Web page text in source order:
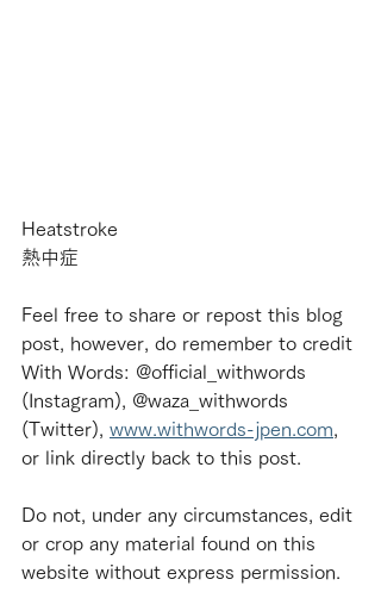
Heatstroke
熱中症
Feel free to share or repost this blog
post, however, do remember to credit
With Words: @official_withwords
(Instagram), @waza_withwords
(Twitter), www.withwords-jpen.com
or link directly back to this post.
Do not, under any circumstances, edit
or crop any material found on this
website without express permission.